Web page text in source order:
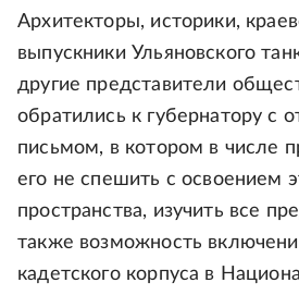
Архитекторы, историки,
выпускники Ульяновского
другие представители
обратились к губернатору с
письмом, в котором в числе
его не спешить с освоением
пространства, изучить все
также возможность
кадетского корпуса в